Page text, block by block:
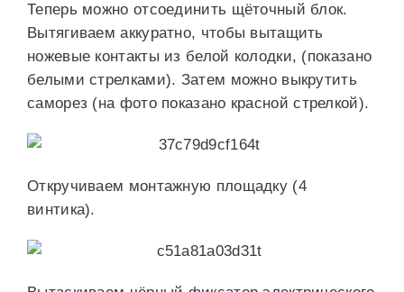
Теперь можно отсоединить щёточный блок.
Вытягиваем аккуратно, чтобы вытащить
ножевые контакты из белой колодки, (показано
белыми стрелками). Затем можно выкрутить
саморез (на фото показано красной стрелкой).
Откручиваем монтажную площадку (4
винтика).